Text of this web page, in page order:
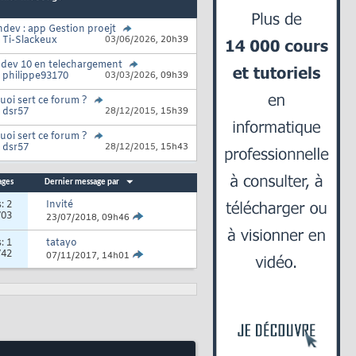
: app Gestion proejt
Ti-Slackeux 03/06/2026, 20h39
10 en telechargement
philippe93170 03/03/2026, 09h39
sert ce forum ?
dsr57 28/12/2015, 15h39
sert ce forum ?
dsr57 28/12/2015, 15h43
Dernier message par
2
Invité
23/07/2018, 09h46
1
tatayo
07/11/2017, 14h01